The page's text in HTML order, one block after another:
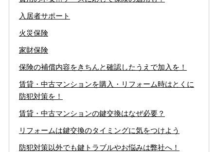
入居者サポート
火災保険
家財保険
保険の補償内容をきちんと確認したうえで加入を！
賃貸・中古マンションを購入・リフォーム時はとくに
防犯対策を！
賃貸・中古マンションの鍵交換はなぜ必要？
リフォームは鍵交換のタイミングに気をつけよう
防犯対策以外でも鍵トラブルやお悩みは弊社へ！